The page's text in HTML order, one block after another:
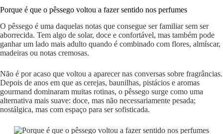
Porque é que o pêssego voltou a fazer sentido nos perfumes
O pêssego é uma daquelas notas que consegue ser familiar sem ser
aborrecida. Tem algo de solar, doce e confortável, mas também pode
ganhar um lado mais adulto quando é combinado com flores, almíscar,
madeiras ou notas cremosas.
Não é por acaso que voltou a aparecer nas conversas sobre fragrâncias.
Depois de anos em que as cerejas, baunilhas, pistácios e aromas
gourmand dominaram muitas rotinas, o pêssego surge como uma
alternativa mais suave: doce, mas não necessariamente pesada;
nostálgica, mas com espaço para ser sofisticada.